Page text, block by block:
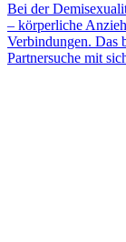
Bei der
– körperliche
Verbindungen. Das
Partnersuche mit